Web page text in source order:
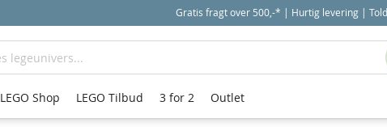
Gratis fragt over 500,-* | Hurtig levering |
LEGO Shop LEGO Tilbud 3 for 2 Outlet